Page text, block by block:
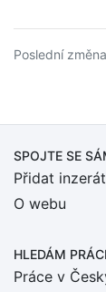
Poslední
SPOJTE SE
Přidat inzerát
O webu
HLEDÁM PRÁCI
Práce v